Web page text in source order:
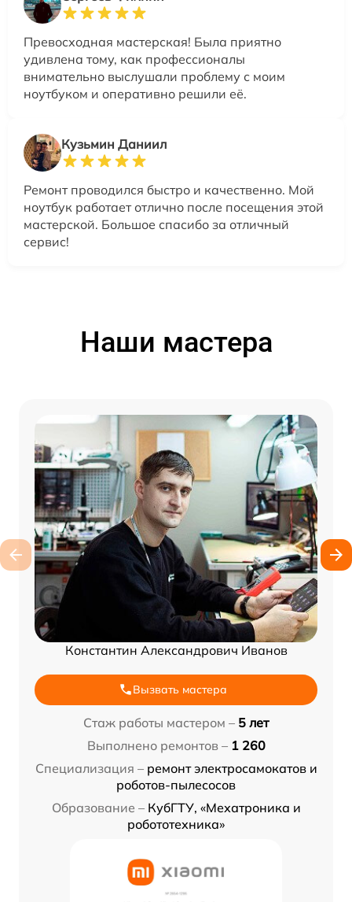
Превосходная мастерская! Была приятно
удивлена тому, как профессионалы
внимательно выслушали проблему с моим
ноутбуком и оперативно решили её.
Кузьмин Даниил
Ремонт проводился быстро и качественно. Мой
ноутбук работает отлично после посещения этой
мастерской. Большое спасибо за отличный
сервис!
Наши мастера
Константин Александрович Иванов
Вызвать мастера
Стаж работы мастером – 5 лет
Выполнено ремонтов – 1 260
Специализация – ремонт электросамокатов и
роботов-пылесосов
Образование – КубГТУ, «Мехатроника и
робототехника»